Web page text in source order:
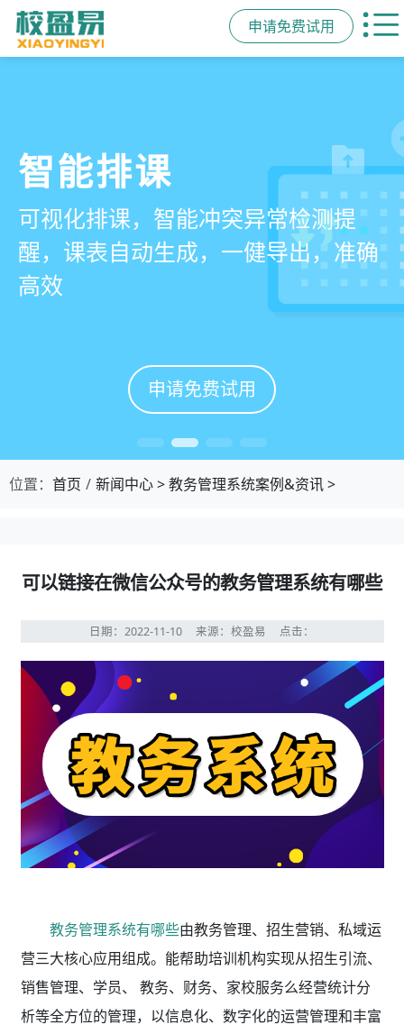
申请免费试用
管学校，用校盈易
培训机构教务管理系
统
有效提升运营管理效率45%
申请免费试用
智能排课
可视化排课，智能冲突异常检测提
醒，课表自动生成，一健导出，准确
高效
申请免费试用
课时统计
学员签到同步扣减课时，老师带课量
自动统计、汇总，数据清晰可查免扯
皮
申请免费试用
家校互动
一部手机链接教师、学员、家长，沟
通互动零距离，服务贴心铸口碑促续
费
申请免费试用
位置： 首页 新闻中心>教务管理系统案例&资讯>
可以链接在微信公众号的教务管理系统有哪些
日期：2022-11-10 来源：校盈易 点击：
教务管理系统有哪些由教务管理、招生营销、私域运
营三大核心应用组成。能帮助培训机构实现从招生引流、
销售管理、学员、 教务、财务、家校服务么经营统计分
析等全方位的管理，以信息化、数字化的运营管理和丰富